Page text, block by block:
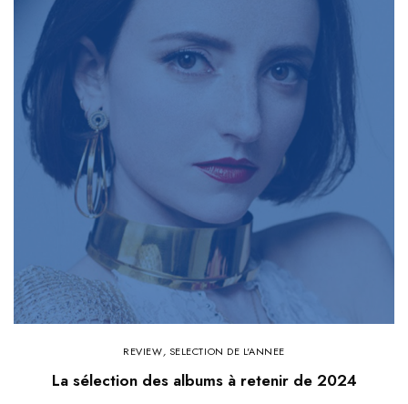
REVIEW, SELECTION DE L'ANNEE
La sélection des albums à retenir de 2024